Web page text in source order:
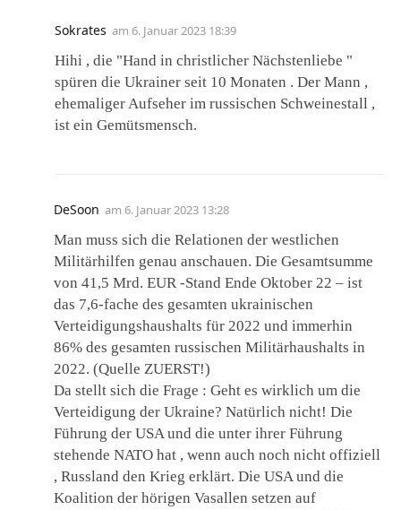
Sokrates am 6. Januar 2023 18:39
Hihi , die "Hand in christlicher Nächstenliebe "
spüren die Ukrainer seit 10 Monaten . Der Mann ,
ehemaliger Aufseher im russischen Schweinestall ,
ist ein Gemütsmensch.
DeSoon am 6. Januar 2023 13:28
Man muss sich die Relationen der westlichen
Militärhilfen genau anschauen. Die Gesamtsumme
von 41,5 Mrd. EUR -Stand Ende Oktober 22 – ist
das 7,6-fache des gesamten ukrainischen
Verteidigungshaushalts für 2022 und immerhin
86% des gesamten russischen Militärhaushalts in
2022. (Quelle ZUERST!)
Da stellt sich die Frage : Geht es wirklich um die
Verteidigung der Ukraine? Natürlich nicht! Die
Führung der USA und die unter ihrer Führung
stehende NATO hat , wenn auch noch nicht offiziell
, Russland den Krieg erklärt. Die USA und die
Koalition der hörigen Vasallen setzen auf